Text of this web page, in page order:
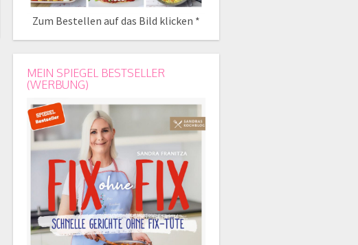
Zum Bestellen auf das Bild klicken *
MEIN SPIEGEL BESTSELLER
(WERBUNG)